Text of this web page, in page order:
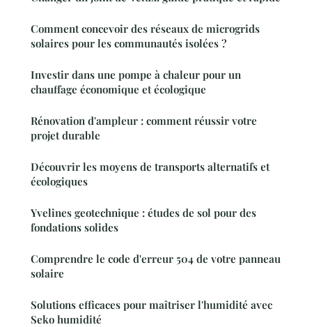
Comment concevoir des réseaux de microgrids
solaires pour les communautés isolées ?
Investir dans une pompe à chaleur pour un
chauffage économique et écologique
Rénovation d'ampleur : comment réussir votre
projet durable
Découvrir les moyens de transports alternatifs et
écologiques
Yvelines geotechnique : études de sol pour des
fondations solides
Comprendre le code d'erreur 504 de votre panneau
solaire
Solutions efficaces pour maîtriser l'humidité avec
Seko humidité